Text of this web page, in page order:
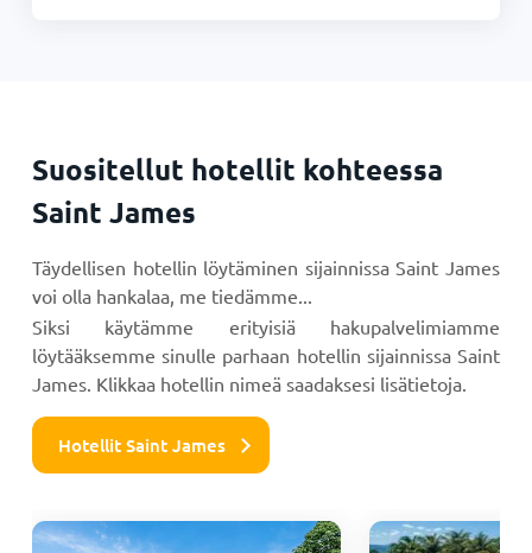
Suositellut hotellit kohteessa
Saint James
Täydellisen hotellin löytäminen sijainnissa Saint James
voi olla hankalaa, me tiedämme...
Siksi käytämme erityisiä hakupalvelimiamme
löytääksemme sinulle parhaan hotellin sijainnissa Saint
James. Klikkaa hotellin nimeä saadaksesi lisätietoja.
Hotellit Saint James